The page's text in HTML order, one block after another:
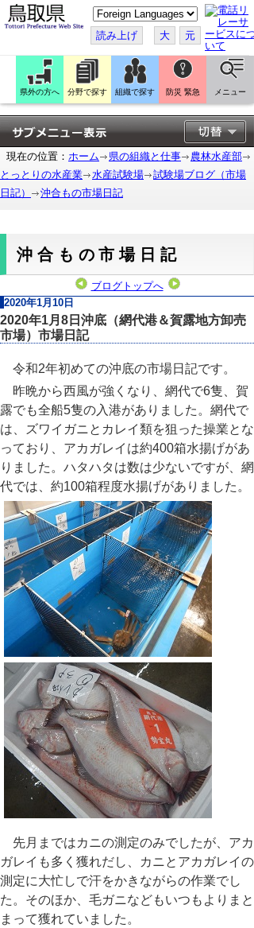
こ
の
ペ
ー
ジ
翻
訳
す
る
読み上げ 大 元
県外の方へ 分野で探す 組織で探す 防災 緊急 メニュー
現在の位置： ホーム 県の組織と仕事
農林水産部
とっとりの水産業
水産試験場
試験場ブログ（市場
日記）
沖合もの市場日記
沖合もの市場日記
ブログトップへ
2020年1月10日
2020年1月8日沖底（網代港＆賀露地方卸売
市場）市場日記
令和2年初めての沖底の市場日記です。
昨晩から西風が強くなり、網代で6隻、賀
露でも全船5隻の入港がありました。網代で
は、ズワイガニとカレイ類を狙った操業とな
っており、アカガレイは約400箱水揚げがあ
りました。ハタハタは数は少ないですが、網
代では、約100箱程度水揚げがありました。
先月まではカニの測定のみでしたが、アカ
ガレイも多く獲れだし、カニとアカガレイの
測定に大忙しで汗をかきながらの作業でし
た。そのほか、毛ガニなどもいつもよりまと
まって獲れていました。